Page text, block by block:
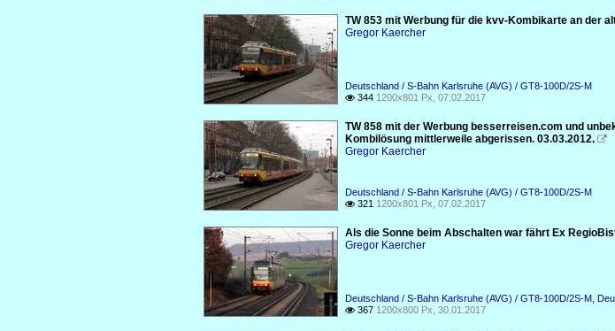
TW 853 mit Werbung für die kvv-Kombikarte an der
Gregor Kaercher
Deutschland / S-Bahn Karlsruhe (AVG) / GT8-100D/2S-M
 344 1200x801 Px, 07.02.2017
TW 858 mit der Werbung besserreisen.com und
Kombilösung mittlerweile abgerissen. 03.03.2012. 
Gregor Kaercher
Deutschland / S-Bahn Karlsruhe (AVG) / GT8-100D/2S-M
 321 1200x801 Px, 07.02.2017
Als die Sonne beim Abschalten war fährt Ex
Gregor Kaercher
Deutschland / S-Bahn Karlsruhe (AVG) / GT8-100D/2S-M
 367 1200x800 Px, 30.01.2017